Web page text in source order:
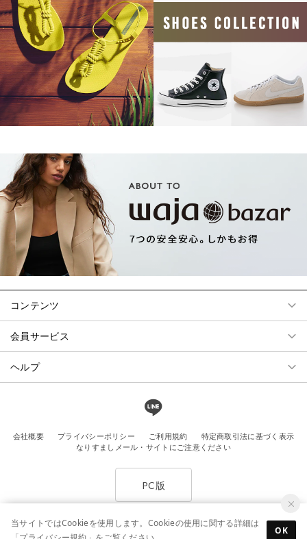
コンテンツ
会員サービス
ヘルプ
会社概要 プライバシーポリシー ご利用規約
特定商取引法に基づく表示
なりすましメール・サイトにご注意ください
PC版
当サイトではCookieを使用します。Cookieの使用に関する詳細は
OK